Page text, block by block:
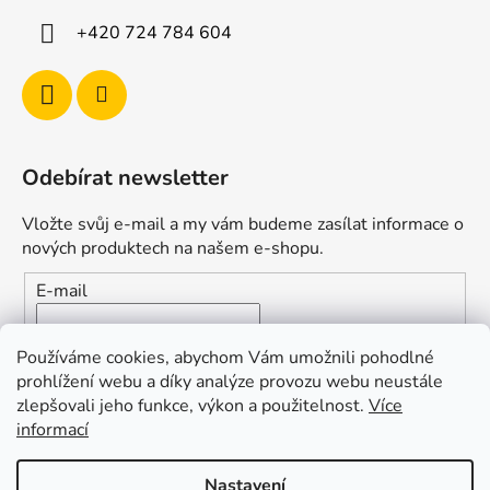
Používáme cookies, abychom Vám umožnili pohodlné
prohlížení webu a díky analýze provozu webu neustále
zlepšovali jeho funkce, výkon a použitelnost. Více
informací
+420 724 784 604
Odebírat newsletter
Vložte svůj e-mail a my vám budeme zasílat informace o
nových produktech na našem e-shopu.
E-mail
Vložením e-mailu souhlasíte s
podmínkami ochrany
osobních údajů
PŘIHLÁSIT SE